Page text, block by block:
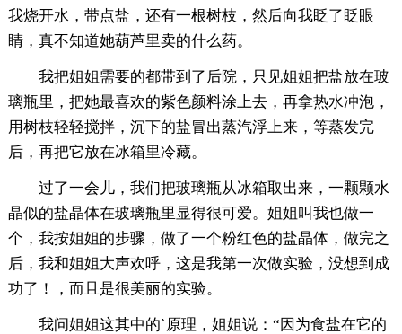
我烧开水，带点盐，还有一根树枝，然后向我眨了眨眼
睛，真不知道她葫芦里卖的什么药。
我把姐姐需要的都带到了后院，只见姐姐把盐放在玻
璃瓶里，把她最喜欢的紫色颜料涂上去，再拿热水冲泡，
用树枝轻轻搅拌，沉下的盐冒出蒸汽浮上来，等蒸发完
后，再把它放在冰箱里冷藏。
过了一会儿，我们把玻璃瓶从冰箱取出来，一颗颗水
晶似的盐晶体在玻璃瓶里显得很可爱。姐姐叫我也做一
个，我按姐姐的步骤，做了一个粉红色的盐晶体，做完之
后，我和姐姐大声欢呼，这是我第一次做实验，没想到成
功了！，而且是很美丽的实验。
我问姐姐这其中的`原理，姐姐说：“因为食盐在它的